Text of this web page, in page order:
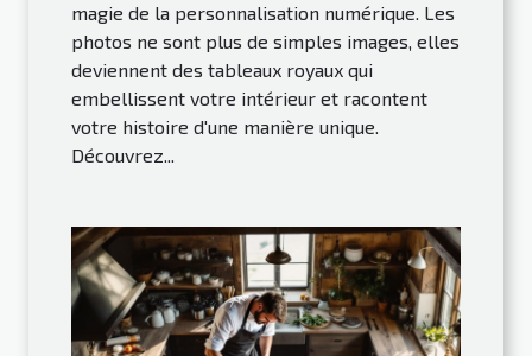
magie de la personnalisation numérique. Les
photos ne sont plus de simples images, elles
deviennent des tableaux royaux qui
embellissent votre intérieur et racontent
votre histoire d'une manière unique.
Découvrez...